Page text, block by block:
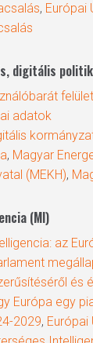
, Európai
digitális
adatok
, Magyar
(MEKH),
(MI)
az
és
Európa egy
2029, Európai